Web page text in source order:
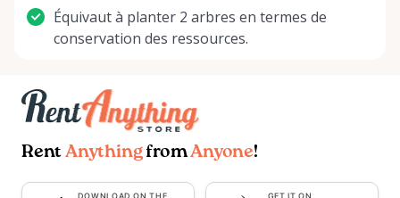
Équivaut à planter 2 arbres en termes de
conservation des ressources.
Rent AnythingfromAnyone!
DOWNLOAD ON THE GET IT ON